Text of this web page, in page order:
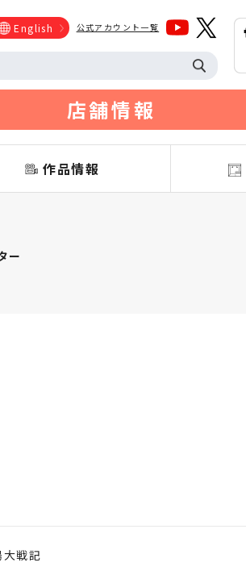
English 公式アカウント一覧
店舗情報
作品情報
ー
大戦記